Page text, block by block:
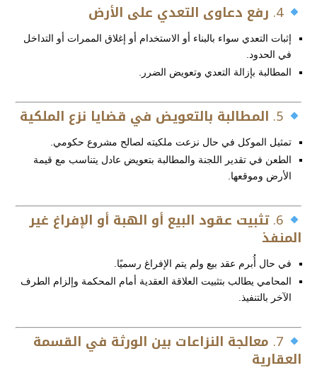
4. رفع دعاوى التعدي على الأرض
إثبات التعدي سواء بالبناء أو الاستخدام أو إغلاق الممرات أو التداخل
في الحدود.
المطالبة بإزالة التعدي وتعويض الضرر.
5. المطالبة بالتعويض في قضايا نزع الملكية
تمثيل الموكل في حال نزعت ملكيته لصالح مشروع حكومي.
الطعن في تقدير اللجنة والمطالبة بتعويض عادل يتناسب مع قيمة
الأرض وموقعها.
6. تثبيت عقود البيع أو الهبة أو الإفراغ غير
المنفذ
في حال أُبرم عقد بيع ولم يتم الإفراغ رسميًا.
المحامي يطالب بتثبيت العلاقة العقدية أمام المحكمة وإلزام الطرف
الآخر بالتنفيذ.
7. معالجة النزاعات بين الورثة في القسمة
العقارية